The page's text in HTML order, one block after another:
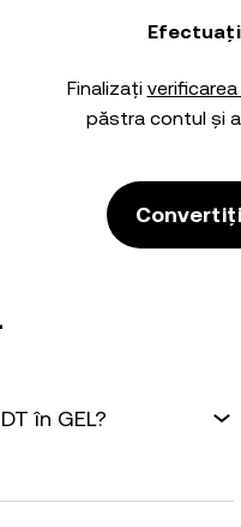
Finalizați
păstra contul și
Convertiți
în GEL?